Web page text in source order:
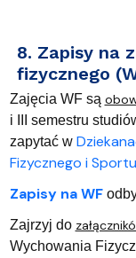
8. Zapisy na
fizycznego
Zajęcia WF są
i III semestru
zapytać w
Fizycznego i Sportu
Zapisy na WF
Zajrzyj do
Wychowania